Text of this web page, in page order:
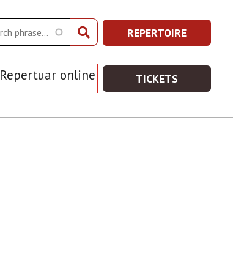
Repertuar online
Prawe
Top
Menu
REPERTOIRE
REPERTOIRE
WIĘCEJ
INFORMACJI
TICKETS
TICKETS